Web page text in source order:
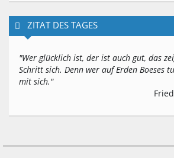
ZITAT DES TAGES
"Wer glücklich ist, der ist auch gut, das
Schritt sich. Denn wer auf Erden Boeses
mit sich."